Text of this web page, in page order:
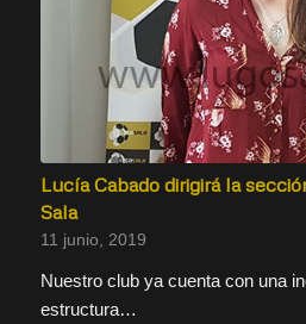
Lucía Cabado dirigirá la
Sala
11 junio, 2019
Nuestro club ya cuenta con una
estructura…